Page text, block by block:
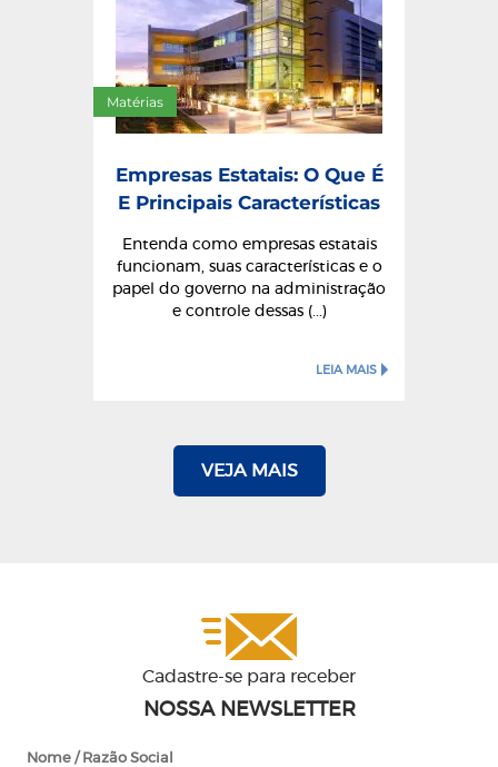
Matérias
Empresas Estatais: O Que É
E Principais Características
Entenda como empresas estatais
funcionam, suas características e o
papel do governo na administração
e controle dessas (...)
LEIA MAIS
VEJA MAIS
Cadastre-se para receber
NOSSA NEWSLETTER
Nome / Razão Social